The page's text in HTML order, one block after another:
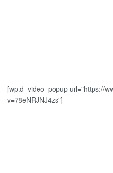
[wptd_video_popup url="https://
v=78eNRJNJ4zs"]